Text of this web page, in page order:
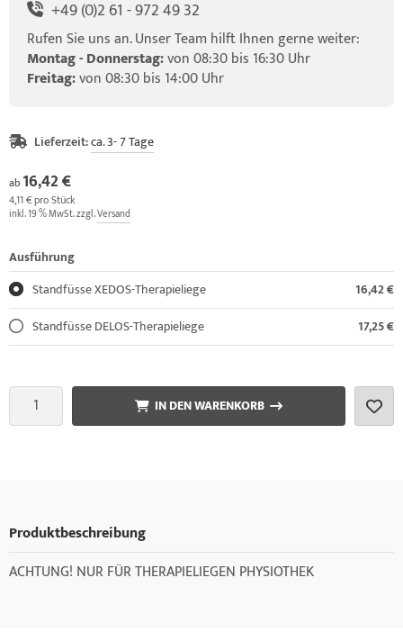
+49 (0)2 61 - 972 49 32
Rufen Sie uns an. Unser Team hilft Ihnen gerne weiter:
Montag - Donnerstag:von 08:30 bis 16:30 Uhr
Freitag:von 08:30 bis 14:00 Uhr
Lieferzeit:ca. 3- 7 Tage
ab 16,42 €
4,11 € pro Stück
inkl. 19 % MwSt. zzgl.Versand
Ausführung
Standfüsse XEDOS-Therapieliege
16,42 €
Standfüsse DELOS-Therapieliege
17,25 €
IN DEN WARENKORB
Produktbeschreibung
ACHTUNG! NUR FÜR THERAPIELIEGEN PHYSIOTHEK